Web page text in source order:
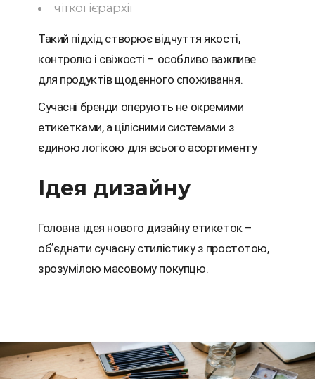
чіткої ієрархії
Такий підхід створює відчуття якості,
контролю і свіжості – особливо важливе
для продуктів щоденного споживання.
Сучасні бренди оперують не окремими
етикетками, а цілісними системами з
єдиною логікою для всього асортименту
Ідея дизайну
Головна ідея нового дизайну етикеток –
обʼєднати сучасну стилістику з простотою,
зрозумілою масовому покупцю.